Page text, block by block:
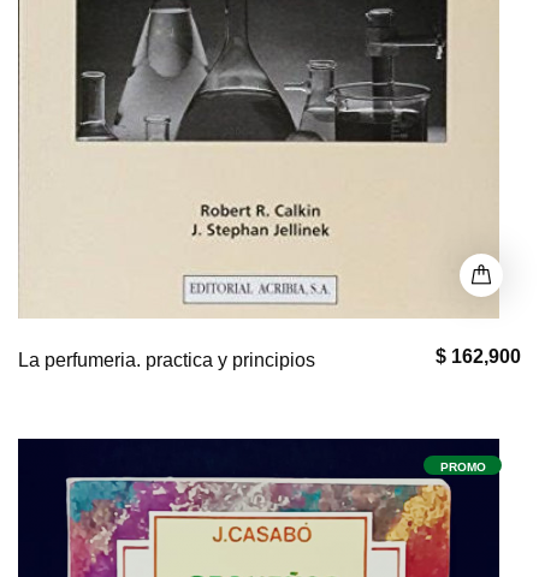
$ 162,900
La perfumeria. practica y principios
PROMO